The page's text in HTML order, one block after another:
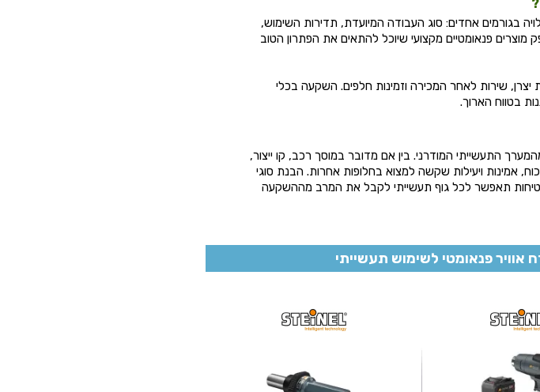
בגורמים אחדים: סוג העבודה המיועדת, תדירות השימוש,
פנאומטיים מקצועי שיוכל להתאים את הפתרון הטוב
יצרן, שירות לאחר המכירה וזמינות חלפים. השקעה בכלי
בטווח הארוך.
התעשייתי המודרני. בין אם מדובר במוסך רכב, קו ייצור,
אמינות ויעילות שקשה למצוא בחלופות אחרות. הבנת סוגי
תאפשר לכל גוף תעשייתי לקבל את המרב מההשקעה
פנאומטי לשימוש תעשייתי